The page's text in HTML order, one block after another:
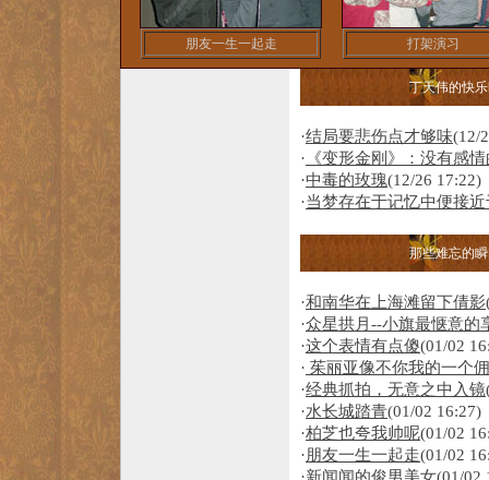
朋友一生一起走 打架演习
丁天伟的快
·结局要悲伤点才够味(12/
· 《变形金刚》：没有感
·中毒的玫瑰(12/26 17:22)
·当梦存在于记忆中便接
那些难忘的
·和南华在上海滩留下倩影
·众星拱月--小旗最惬意的
·这个表情有点傻(01/02
· 茱丽亚像不你我的一个
·经典抓拍，无意之中入镜
·水长城踏青(01/02 16:27)
·柏芝也夸我帅呢(01/02
·朋友一生一起走(01/02